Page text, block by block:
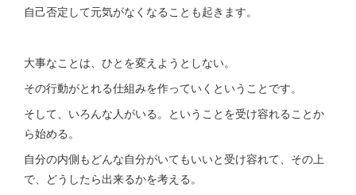
自己否定して元気がなくなることも起きます。
大事なことは、ひとを変えようとしない。
その行動がとれる仕組みを作っていくということです。
そして、いろんな人がいる。ということを受け容れることか
ら始める。
自分の内側もどんな自分がいてもいいと受け容れて、その上
で、どうしたら出来るかを考える。